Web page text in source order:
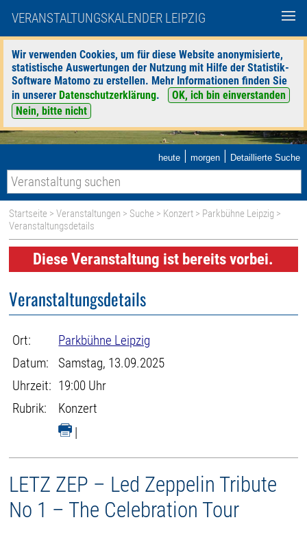
VERANSTALTUNGSKALENDER LEIPZIG
Wir verwenden Cookies, um für diese Website anonymisierte,
statistische Auswertungen der Nutzung mit Hilfe der Statistik-
Software Matomo zu erstellen. Mehr Informationen finden Sie
in unserer Datenschutzerklärung.
OK, ich bin einverstanden
Nein, bitte nicht
heute | morgen | Detaillierte Suche
Startseite >Veranstaltungen > Suche > Konzert > Parkbühne Leipzig >
Veranstaltungsdetails
Diese Veranstaltung ist bereits vorbei.
Veranstaltungsdetails
Ort:
Parkbühne Leipzig
Datum:
Samstag, 13.09.2025
Uhrzeit: 19:00 Uhr
Rubrik:
Konzert
|
LETZ ZEP – Led Zeppelin Tribute
No 1 – The Celebration Tour